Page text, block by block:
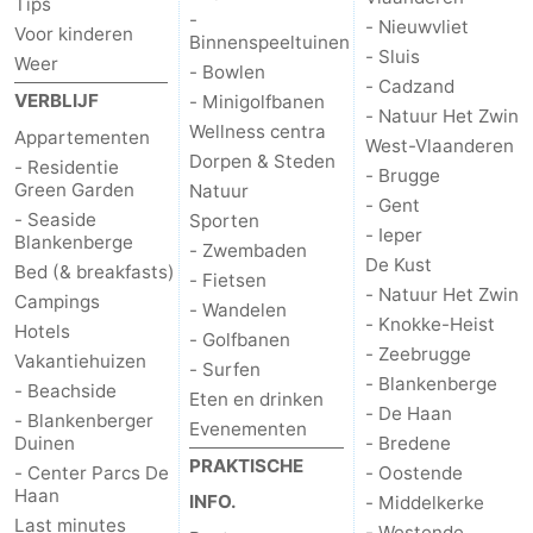
Voor kinderen
Weer
VERBLIJF
Appartementen
- Residentie
Green Garden
- Seaside
Blankenberge
Bed (& breakfasts)
Campings
Hotels
Vakantiehuizen
- Beachside
- Blankenberger
Duinen
- Center Parcs De
Haan
Last minutes
-
Binnenspeeltuinen
- Bowlen
- Minigolfbanen
Wellness centra
Dorpen & Steden
Natuur
Sporten
- Zwembaden
- Fietsen
- Wandelen
- Golfbanen
- Surfen
Eten en drinken
Evenementen
PRAKTISCHE
INFO.
- Nieuwvliet
- Sluis
- Cadzand
- Natuur Het Zwin
West-Vlaanderen
- Brugge
- Gent
- Ieper
De Kust
- Natuur Het Zwin
- Knokke-Heist
- Zeebrugge
- Blankenberge
- De Haan
- Bredene
- Oostende
- Middelkerke